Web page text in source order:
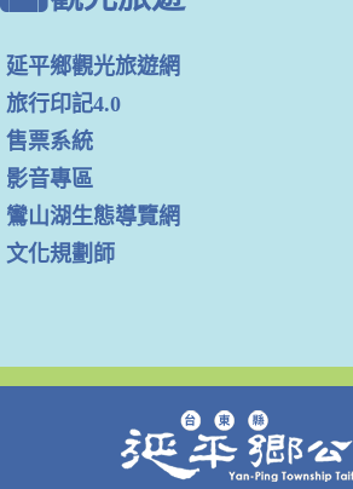
延平鄉觀光旅遊網
旅行印記4.0
售票系統
影音專區
鸞山湖生態導覽網
文化規劃師